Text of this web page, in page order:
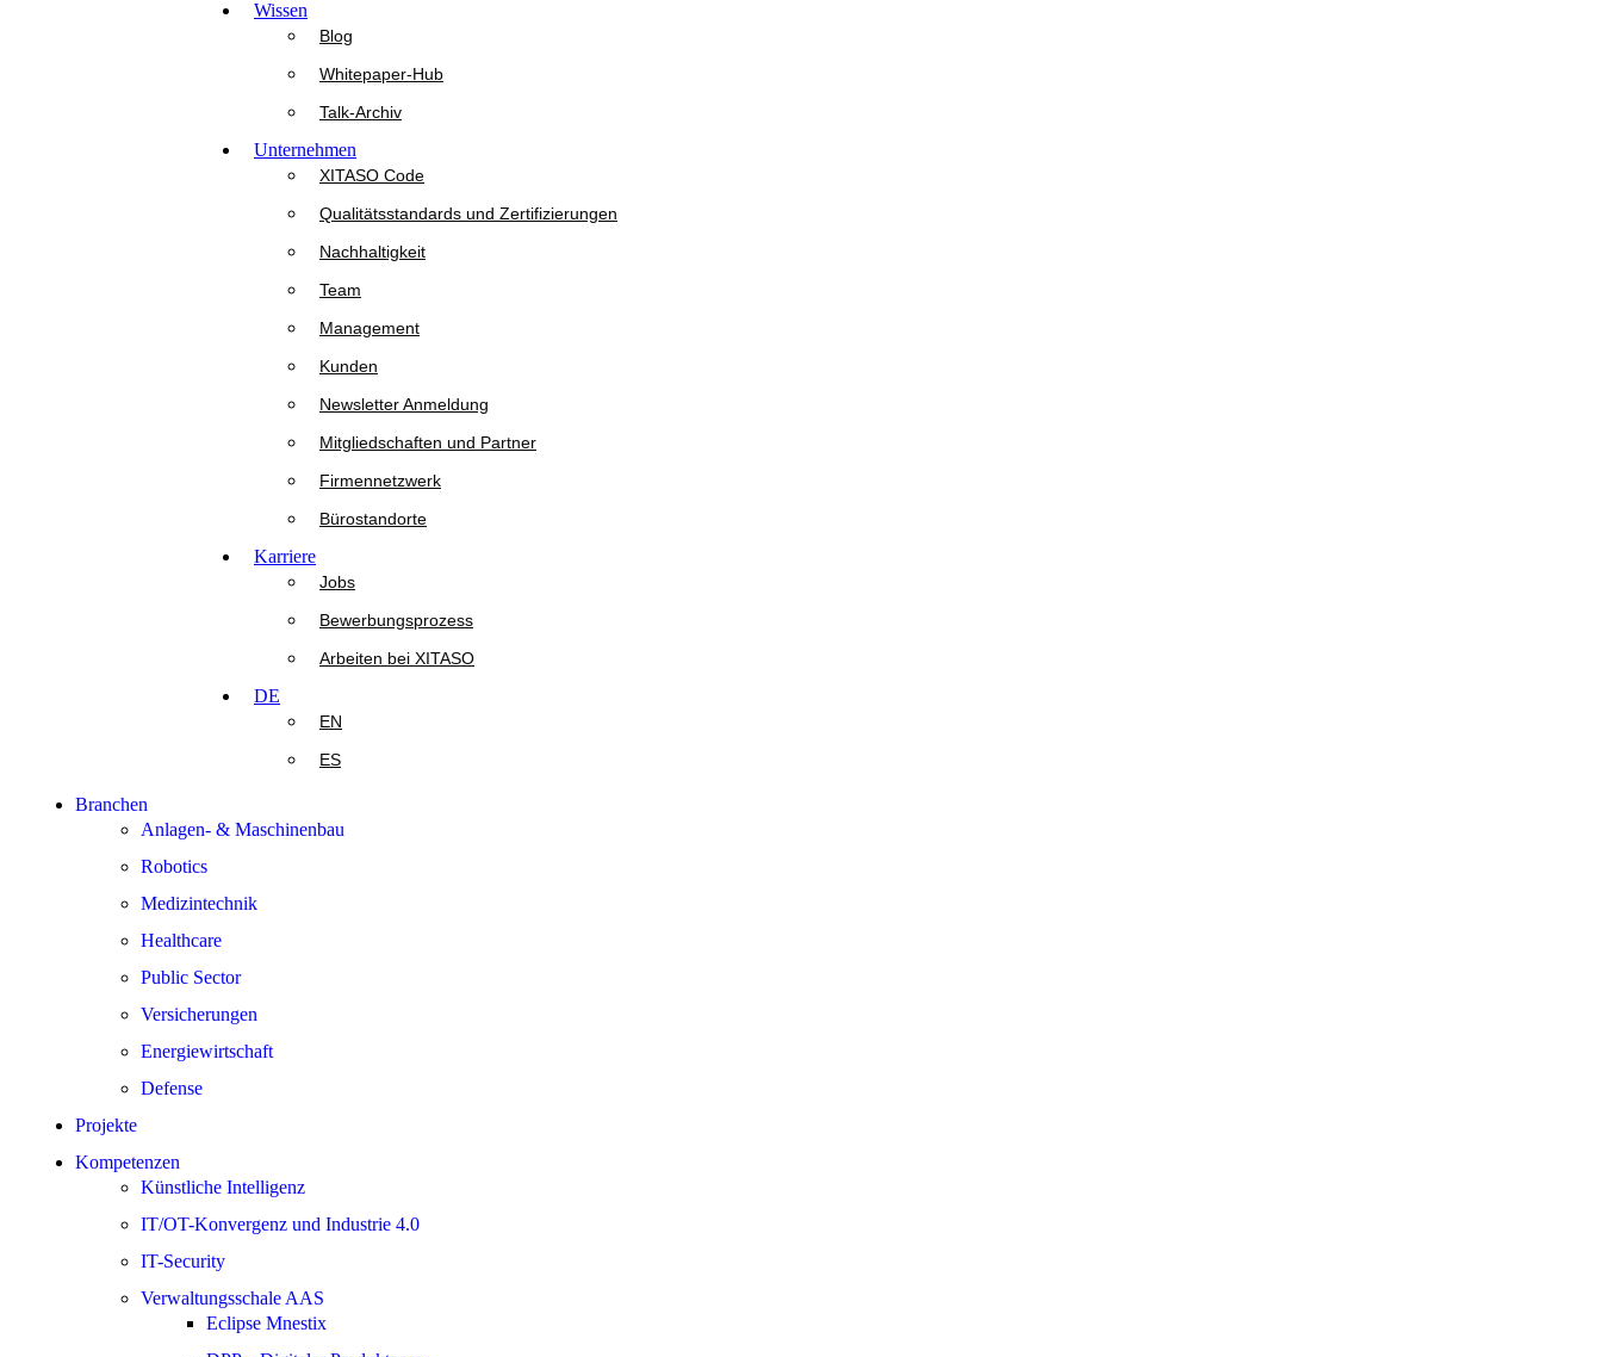
Wissen
Blog
Whitepaper-Hub
Talk-Archiv
Unternehmen
XITASO Code
Qualitätsstandards und Zertifizierungen
Nachhaltigkeit
Team
Management
Kunden
Newsletter Anmeldung
Mitgliedschaften und Partner
Firmennetzwerk
Bürostandorte
Karriere
Jobs
Bewerbungsprozess
Arbeiten bei XITASO
DE
EN
ES
Branchen
Anlagen- & Maschinenbau
Robotics
Medizintechnik
Healthcare
Public Sector
Versicherungen
Energiewirtschaft
Defense
Projekte
Kompetenzen
Künstliche Intelligenz
IT/OT-Konvergenz und Industrie 4.0
IT-Security
Verwaltungsschale AAS
Eclipse Mnestix